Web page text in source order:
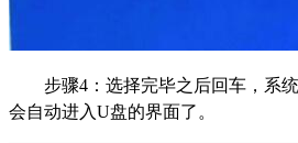
步骤4 ：选择完毕之后回车，系
会自动进入U盘的界面了。